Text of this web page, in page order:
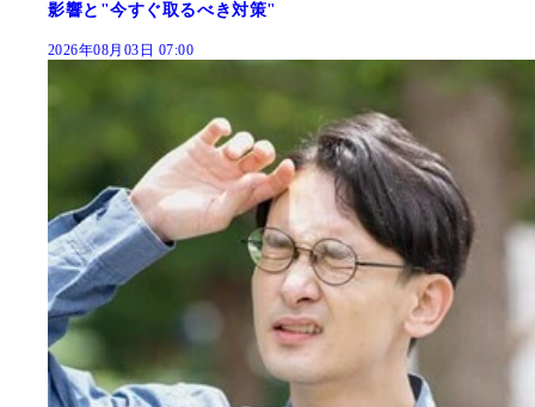
影響と"今すぐ取るべき対策"
2026年08月03日 07:00